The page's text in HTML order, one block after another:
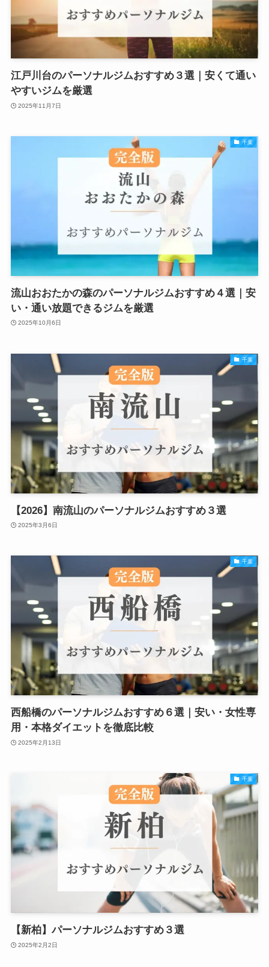
江戸川台のパーソナルジムおすすめ３選｜安くて通い
やすいジムを厳選
2025年11月7日
千葉
流山おおたかの森のパーソナルジムおすすめ４選｜安
い・通い放題できるジムを厳選
2025年10月6日
千葉
【2026】南流山のパーソナルジムおすすめ３選
2025年3月6日
千葉
西船橋のパーソナルジムおすすめ６選｜安い・女性専
用・本格ダイエットを徹底比較
2025年2月13日
千葉
【新柏】パーソナルジムおすすめ３選
2025年2月2日